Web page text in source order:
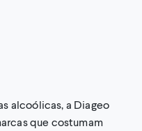
alcoólicas, a Diageo
que costumam